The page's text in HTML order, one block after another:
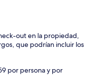
out en la propiedad,
que podrían incluir los
por persona y por